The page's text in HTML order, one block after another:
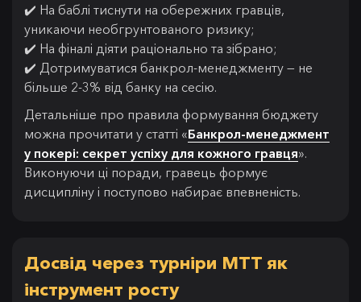
✔️ На баблі тиснути на обережних гравців,
уникаючи необгрунтованого ризику;
✔️ На фіналі діяти раціонально та зібрано;
✔️ Дотримуватися банкрол-менеджменту — не
більше 2-3% від банку на сесію.
Детальніше про правила формування бюджету
можна прочитати у статті «Банкрол-менеджмент
у покері: секрет успіху для кожного гравця».
Виконуючи ці поради, гравець формує
дисципліну і поступово набирає впевненість.
Досвід через турніри MTT як
інструмент росту